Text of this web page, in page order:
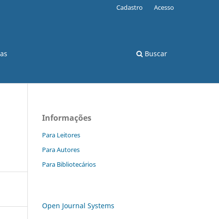
Buscar
Cadastro Acesso
Informações
Para Leitores
Para Autores
Para Bibliotecários
Open Journal Systems